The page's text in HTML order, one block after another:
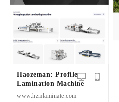
Haozeman: Profile
Lamination Machine
www.hzmlaminate.com